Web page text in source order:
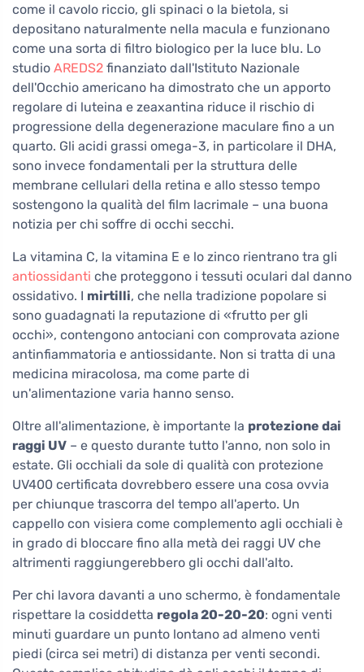
come il cavolo riccio, gli spinaci o la bietola, si
depositano naturalmente nella macula e funzionano
come una sorta di filtro biologico per la luce blu. Lo
studio AREDS2 finanziato dall'Istituto Nazionale
dell'Occhio americano ha dimostrato che un apporto
regolare di luteina e zeaxantina riduce il rischio di
progressione della degenerazione maculare fino a un
quarto. Gli acidi grassi omega-3, in particolare il DHA,
sono invece fondamentali per la struttura delle
membrane cellulari della retina e allo stesso tempo
sostengono la qualità del film lacrimale – una buona
notizia per chi soffre di occhi secchi.
La vitamina C, la vitamina E e lo zinco rientrano tra gli
antiossidanti che proteggono i tessuti oculari dal danno
ossidativo. I mirtilli, che nella tradizione popolare si
sono guadagnati la reputazione di «frutto per gli
occhi», contengono antociani con comprovata azione
antinfiammatoria e antiossidante. Non si tratta di una
medicina miracolosa, ma come parte di
un'alimentazione varia hanno senso.
Oltre all'alimentazione, è importante la protezione dai
raggi UV – e questo durante tutto l'anno, non solo in
estate. Gli occhiali da sole di qualità con protezione
UV400 certificata dovrebbero essere una cosa ovvia
per chiunque trascorra del tempo all'aperto. Un
cappello con visiera come complemento agli occhiali è
in grado di bloccare fino alla metà dei raggi UV che
altrimenti raggiungerebbero gli occhi dall'alto.
Per chi lavora davanti a uno schermo, è fondamentale
rispettare la cosiddetta regola 20-20-20: ogni venti
minuti guardare un punto lontano ad almeno venti
piedi (circa sei metri) di distanza per venti secondi.